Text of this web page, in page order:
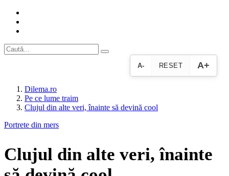
A- RESET A+
Dilema.ro
Pe ce lume traim
Clujul din alte veri, înainte să devină cool
Portrete din mers
Clujul din alte veri, înainte